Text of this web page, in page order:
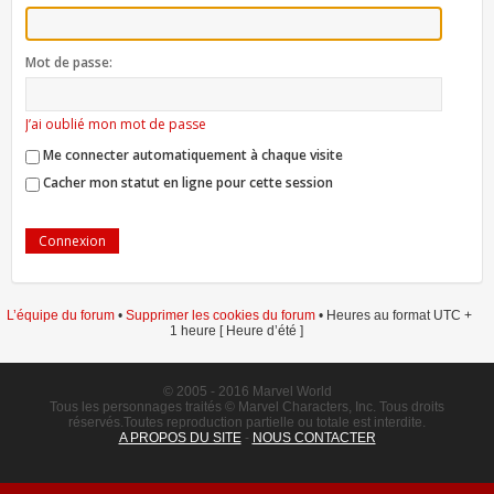
Mot de passe:
J’ai oublié mon mot de passe
Me connecter automatiquement à chaque visite
Cacher mon statut en ligne pour cette session
L’équipe du forum• Supprimer les cookies du forum• Heures au format UTC +
1 heure [ Heure d’été ]
© 2005 - 2016 Marvel World
Tous les personnages traités © Marvel Characters, Inc. Tous droits
réservés.Toutes reproduction partielle ou totale est interdite.
A PROPOS DU SITE- NOUS CONTACTER